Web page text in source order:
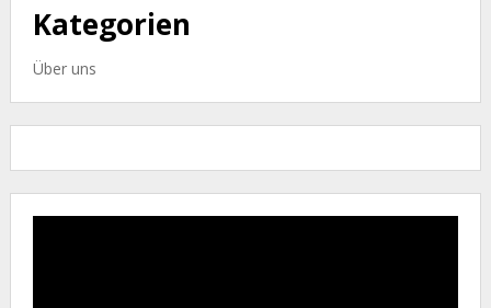
Kategorien
Über uns